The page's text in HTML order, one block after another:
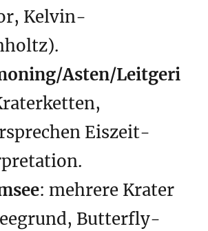
Kelvin-
Asten/Leitgeri
Eiszeit-
: mehrere Krater
Butterfly-